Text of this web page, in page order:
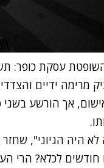
עסקת כופר:
מרימה ידיים
אך הורשע בשני
הגיוני", שחזר
לכלא? הרי